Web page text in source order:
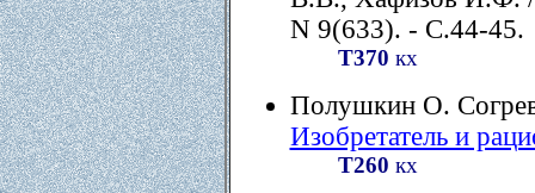
N 9(633). - С.44-45.
Т370 кх
Полушкин О.
Изобретатель и
Т260 кх